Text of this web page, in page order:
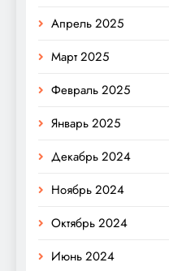
Апрель 2025
Март 2025
Февраль 2025
Январь 2025
Декабрь 2024
Ноябрь 2024
Октябрь 2024
Июнь 2024